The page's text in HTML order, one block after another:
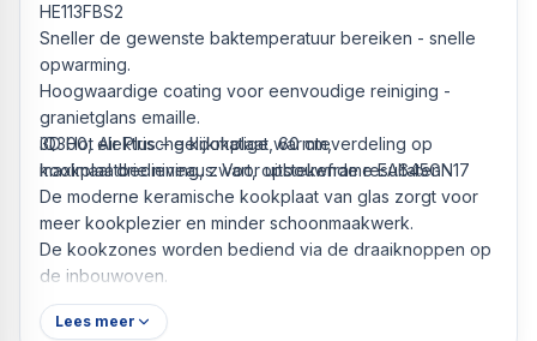
HE113FBS2
Sneller de gewenste baktemperatuur bereiken - snelle
opwarming.
Hoogwaardige coating voor eenvoudige reiniging -
granietglans emaille.
3D Hot Air Plus – gelijkmatige warmteverdeling op
maximaal drie niveaus. Voor uitstekende resultaten.
iQ300, elektrische kookplaat, 60 cm,
kookplaatbediening, zwart, opbouwframe EA645GN17
De moderne keramische kookplaat van glas zorgt voor
meer kookplezier en minder schoonmaakwerk.
De kookzones worden bediend via de draaiknoppen op
de inbouwoven.
Lees meer